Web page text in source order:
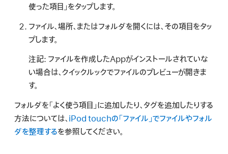
使った項目」をタップします。
ファイル、場所、またはフォルダを開くには、その項目をタッ
プします。
注記: ファイルを作成したAppがインストールされていな
い場合は、クイックルックでファイルのプレビューが開きま
す。
フォルダを「よく使う項目」に追加したり、タグを追加したりする
方法については、 iPod touchの「ファイル」でファイルやフォル
ダを整理するを参照してください。